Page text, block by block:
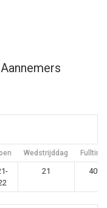
Wedstrijddag Fulltime
21 40'